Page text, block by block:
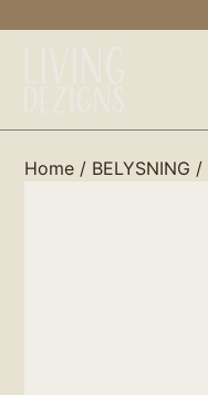
Home / BELYSNING /